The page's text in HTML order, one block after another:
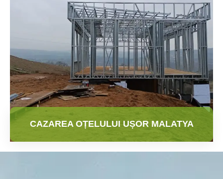
CAZAREA OȚELULUI UȘOR MALATYA